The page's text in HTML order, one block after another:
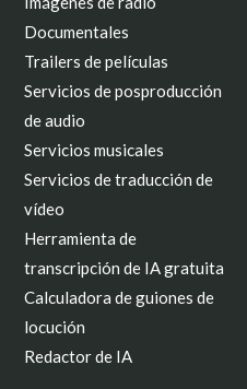
Documentales
Trailers de películas
Servicios de posproducción
de audio
Servicios musicales
Servicios de traducción de
vídeo
Herramienta de
transcripción de IA gratuita
Calculadora de guiones de
locución
Redactor de IA